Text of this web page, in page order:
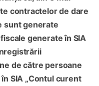
contractelor de dare
sunt generate
generate în SIA
de către persoane
SIA „Contul curent